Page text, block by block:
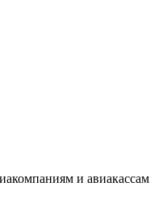
и авиакассам